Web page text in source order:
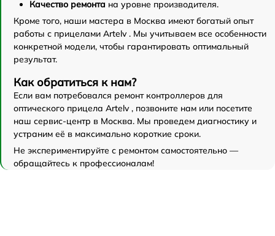
Качество ремонта на уровне производителя.
Кроме того, наши мастера в Москва имеют богатый опыт
работы с прицелами Artelv . Мы учитываем все особенности
конкретной модели, чтобы гарантировать оптимальный
результат.
Как обратиться к нам?
Если вам потребовался ремонт контроллеров для
оптического прицела Artelv , позвоните нам или посетите
наш сервис-центр в Москва. Мы проведем диагностику и
устраним её в максимально короткие сроки.
Не экспериментируйте с ремонтом самостоятельно —
обращайтесь к профессионалам!